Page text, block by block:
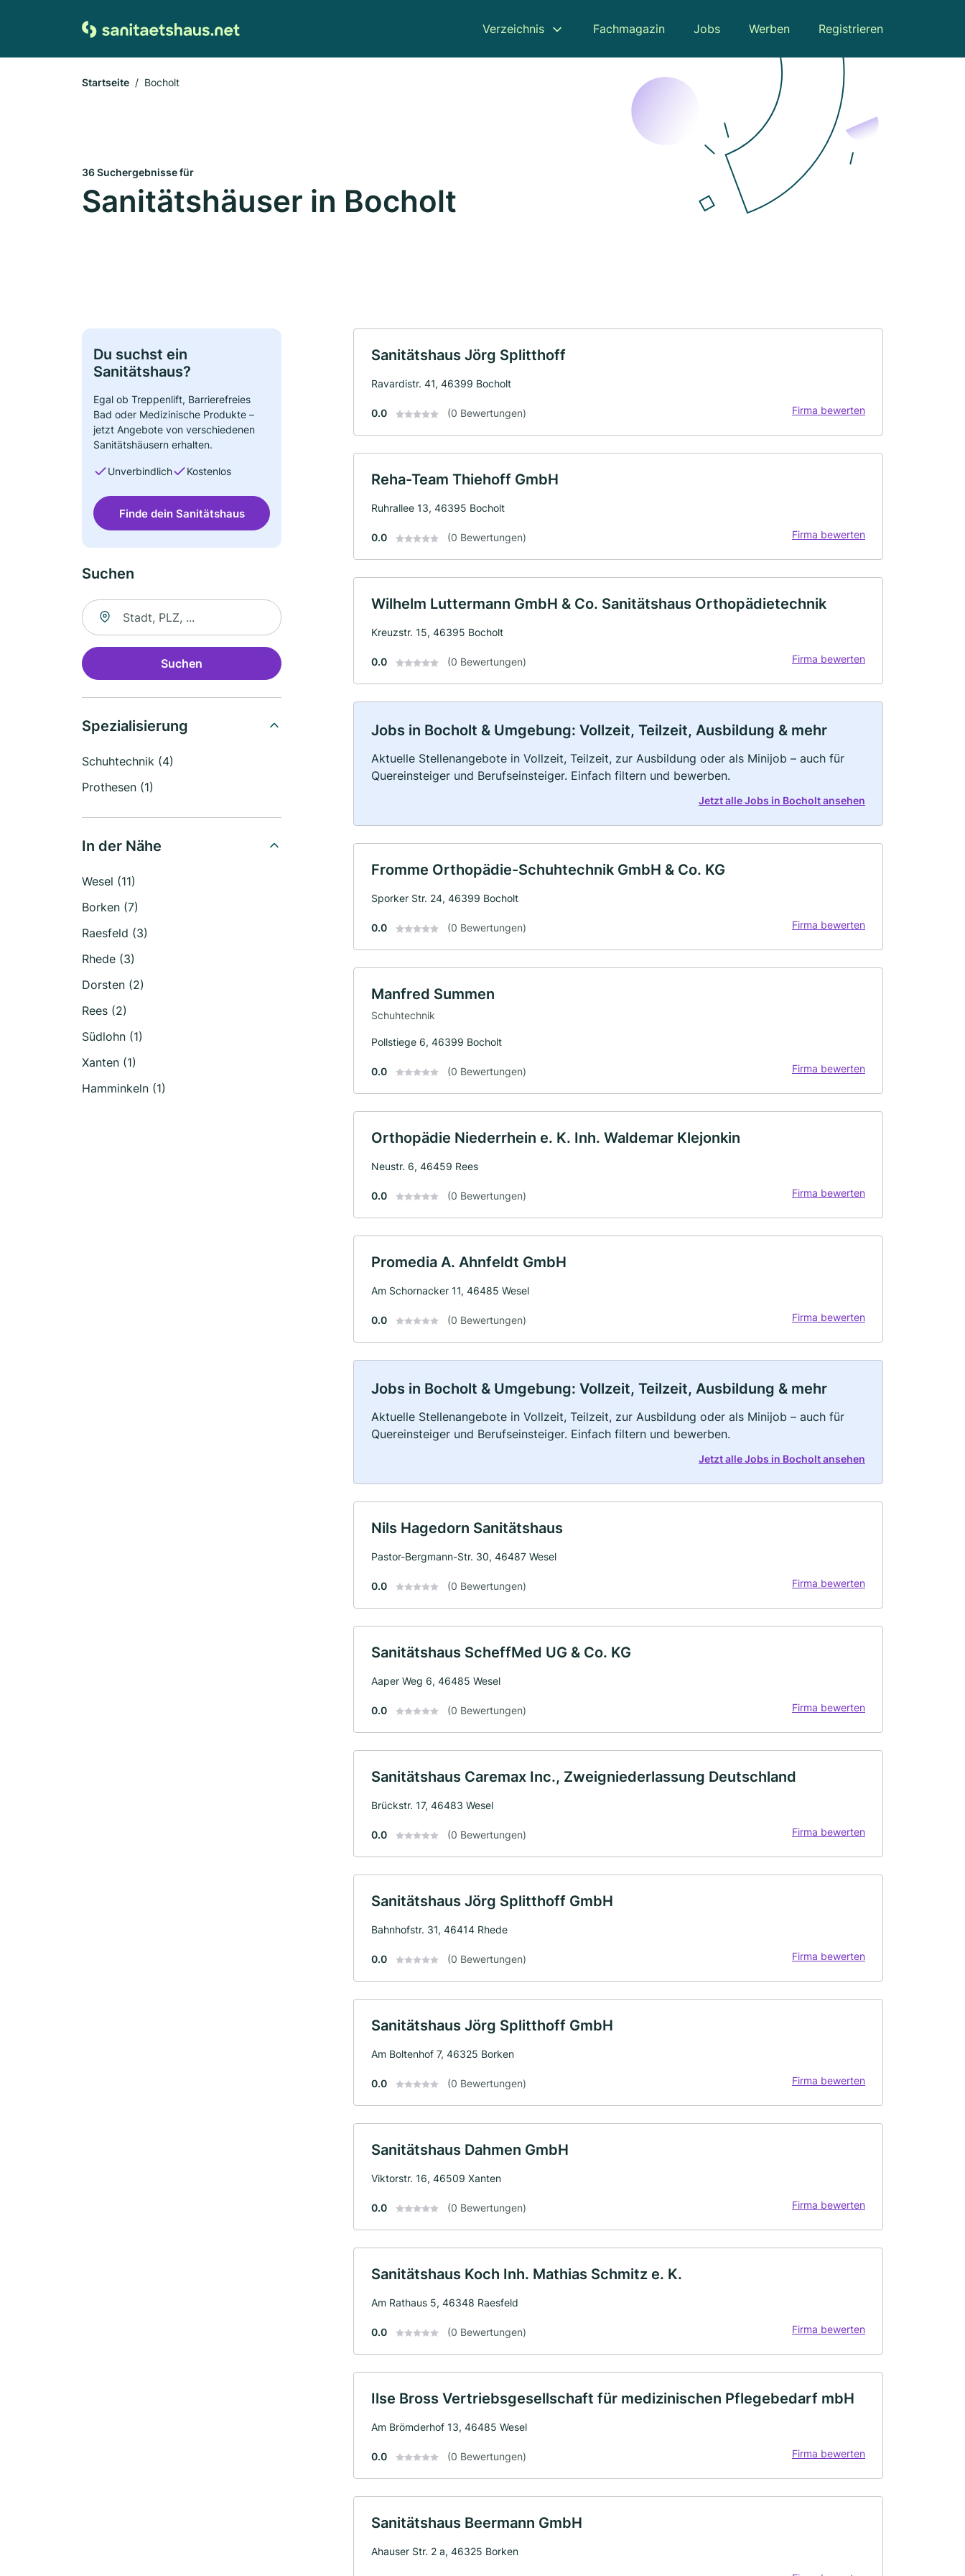
Verzeichnis Fachmagazin Jobs Werben Registrieren
Startseite Bocholt
36 Suchergebnisse für
Sanitätshäuser in Bocholt
Du suchst ein
Sanitätshaus?
Egal ob Treppenlift, Barrierefreies
Bad oder Medizinische Produkte –
jetzt Angebote von verschiedenen
Sanitätshäusern erhalten.
Unverbindlich Kostenlos
Finde dein Sanitätshaus
Suchen
Suche nach Ort
Suchen
Spezialisierung
Schuhtechnik (4)
Prothesen (1)
In der Nähe
Wesel (11)
Borken (7)
Raesfeld (3)
Rhede (3)
Dorsten (2)
Rees (2)
Südlohn (1)
Xanten (1)
Hamminkeln (1)
Sanitätshaus Jörg Splitthoff
Ravardistr. 41, 46399 Bocholt
0.0 (0 Bewertungen) Firma bewerten
Reha-Team Thiehoff GmbH
Ruhrallee 13, 46395 Bocholt
0.0 (0 Bewertungen) Firma bewerten
Wilhelm Luttermann GmbH & Co. Sanitätshaus Orthopädietechnik
Kreuzstr. 15, 46395 Bocholt
0.0 (0 Bewertungen) Firma bewerten
Jobs in Bocholt & Umgebung: Vollzeit, Teilzeit, Ausbildung & mehr
Aktuelle Stellenangebote in Vollzeit, Teilzeit, zur Ausbildung oder als Minijob – auch für
Quereinsteiger und Berufseinsteiger. Einfach filtern und bewerben.
Jetzt alle Jobs in Bocholt ansehen
Fromme Orthopädie-Schuhtechnik GmbH & Co. KG
Sporker Str. 24, 46399 Bocholt
0.0 (0 Bewertungen) Firma bewerten
Manfred Summen
Schuhtechnik
Pollstiege 6, 46399 Bocholt
0.0 (0 Bewertungen) Firma bewerten
Orthopädie Niederrhein e. K. Inh. Waldemar Klejonkin
Neustr. 6, 46459 Rees
0.0 (0 Bewertungen) Firma bewerten
Promedia A. Ahnfeldt GmbH
Am Schornacker 11, 46485 Wesel
0.0 (0 Bewertungen) Firma bewerten
Jobs in Bocholt & Umgebung: Vollzeit, Teilzeit, Ausbildung & mehr
Aktuelle Stellenangebote in Vollzeit, Teilzeit, zur Ausbildung oder als Minijob – auch für
Quereinsteiger und Berufseinsteiger. Einfach filtern und bewerben.
Jetzt alle Jobs in Bocholt ansehen
Nils Hagedorn Sanitätshaus
Pastor-Bergmann-Str. 30, 46487 Wesel
0.0 (0 Bewertungen) Firma bewerten
Sanitätshaus ScheffMed UG & Co. KG
Aaper Weg 6, 46485 Wesel
0.0 (0 Bewertungen) Firma bewerten
Sanitätshaus Caremax Inc., Zweigniederlassung Deutschland
Brückstr. 17, 46483 Wesel
0.0 (0 Bewertungen) Firma bewerten
Sanitätshaus Jörg Splitthoff GmbH
Bahnhofstr. 31, 46414 Rhede
0.0 (0 Bewertungen) Firma bewerten
Sanitätshaus Jörg Splitthoff GmbH
Am Boltenhof 7, 46325 Borken
0.0 (0 Bewertungen) Firma bewerten
Sanitätshaus Dahmen GmbH
Viktorstr. 16, 46509 Xanten
0.0 (0 Bewertungen) Firma bewerten
Sanitätshaus Koch Inh. Mathias Schmitz e. K.
Am Rathaus 5, 46348 Raesfeld
0.0 (0 Bewertungen) Firma bewerten
Ilse Bross Vertriebsgesellschaft für medizinischen Pflegebedarf mbH
Am Brömderhof 13, 46485 Wesel
0.0 (0 Bewertungen) Firma bewerten
Sanitätshaus Beermann GmbH
Ahauser Str. 2 a, 46325 Borken